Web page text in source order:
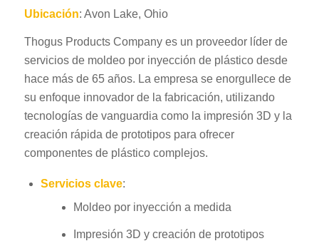
Ubicación: Avon Lake, Ohio
Thogus Products Company es un proveedor líder de
servicios de moldeo por inyección de plástico desde
hace más de 65 años. La empresa se enorgullece de
su enfoque innovador de la fabricación, utilizando
tecnologías de vanguardia como la impresión 3D y la
creación rápida de prototipos para ofrecer
componentes de plástico complejos.
Servicios clave:
Moldeo por inyección a medida
Impresión 3D y creación de prototipos